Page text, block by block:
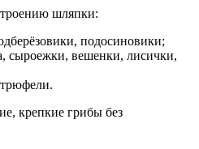
шляпки:
подосиновики;
сыроежки, вешенки, лисички,
крепкие грибы без